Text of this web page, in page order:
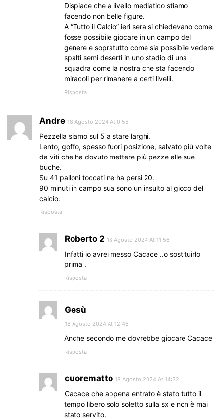
Dispiace che a livello mediatico stiamo
facendo non belle figure.
A “Tutto il Calcio” ieri sera si chiedevano come
fosse possibile giocare in un campo del
genere e sopratutto come sia possibile vedere
spalti semi deserti in uno stadio di una
squadra come la nostra che sta facendo
miracoli per rimanere a certi livelli.
Risposta
Andre 18 Agosto 2024 At 0:55
Pezzella siamo sul 5 a stare larghi.
Lento, goffo, spesso fuori posizione, salvato più volte
da viti che ha dovuto mettere più pezze alle sue
buche.
Su 41 palloni toccati ne ha persi 20.
90 minuti in campo sua sono un insulto al gioco del
calcio.
Risposta
Roberto 2 18 Agosto 2024 At 11:56
Infatti io avrei messo Cacace ..o sostituirlo
prima .
Risposta
Gesù
18 Agosto 2024 At 12:46
Anche secondo me dovrebbe giocare Cacace
Risposta
cuorematto 18 Agosto 2024 At 14:32
Cacace che appena entrato è stato tutto il
tempo libero solo soletto sulla sx e non è mai
stato servito.